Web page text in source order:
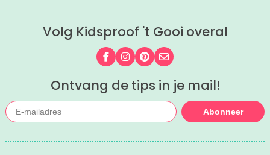
Volg Kidsproof 't Gooi overal
Volg ons op Facebook
Volg ons op Instagram
Volg ons op Pinterest
Mail ons
Ontvang de tips in je mail!
Abonneer